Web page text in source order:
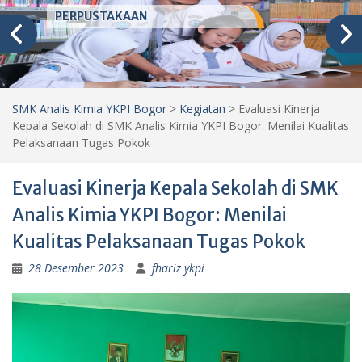
PERPUSTAKAAN
SMK Analis Kimia YKPI Bogor > Kegiatan > Evaluasi Kinerja
Kepala Sekolah di SMK Analis Kimia YKPI Bogor: Menilai Kualitas
Pelaksanaan Tugas Pokok
Evaluasi Kinerja Kepala Sekolah di SMK
Analis Kimia YKPI Bogor: Menilai
Kualitas Pelaksanaan Tugas Pokok
28 Desember 2023 fhariz ykpi